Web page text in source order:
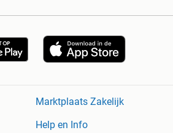
Marktplaats Zakelijk
Help en Info